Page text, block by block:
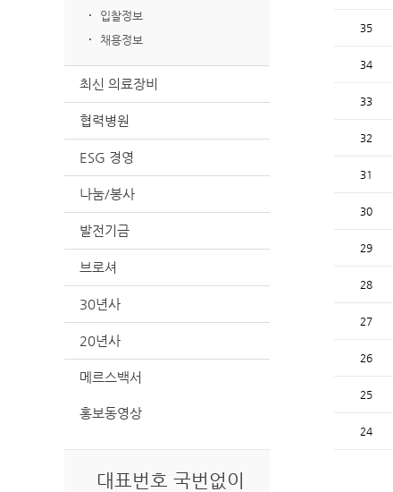
입찰정보
채용정보
최신 의료장비
협력병원
ESG 경영
나눔/봉사
발전기금
브로셔
30년사
20년사
메르스백서
홍보동영상
대표번호 국번없이
35
34
33
32
31
30
29
28
27
26
25
24